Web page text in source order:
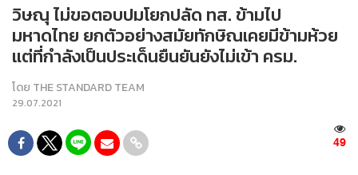
วิษณุ ไม่ขอตอบปมโยกปลัด ทส. ข้ามไป
มหาดไทย ยกตัวอย่างสมัยทักษิณเคยมีข้ามห้วย
แต่ที่กำลังเป็นประเด็นยืนยันยังไม่เข้า ครม.
โดย THE STANDARD TEAM
29.07.2021
49